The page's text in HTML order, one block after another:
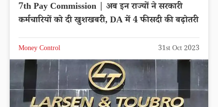
7th Pay Commission | अब इन राज्यों ने सरकारी
कर्मचारियों को दी खुशखबरी, DA में 4 फीसदी की बढ़ोतरी
Money Control 31st Oct 2023